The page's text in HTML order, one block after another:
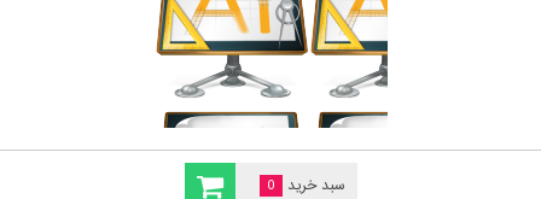
سبد خرید 0